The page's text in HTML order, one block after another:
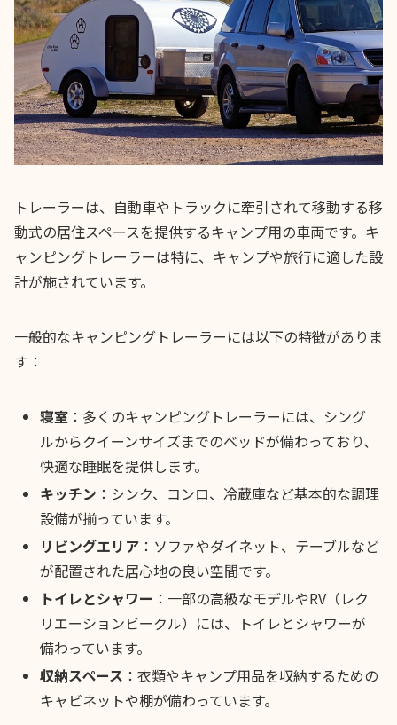
トレーラーは、自動車やトラックに牽引されて移動する移
動式の居住スペースを提供するキャンプ用の車両です。キ
ャンピングトレーラーは特に、キャンプや旅行に適した設
計が施されています。
一般的なキャンピングトレーラーには以下の特徴がありま
す：
寝室 ：多くのキャンピングトレーラーには、シング
ルからクイーンサイズまでのベッドが備わっており、
快適な睡眠を提供します。
キッチン ：シンク、コンロ、冷蔵庫など基本的な調理
設備が揃っています。
リビングエリア ：ソファやダイネット、テーブルなど
が配置された居心地の良い空間です。
トイレとシャワー ：一部の高級なモデルやRV（レク
リエーションビークル）には、トイレとシャワーが
備わっています。
収納スペース ：衣類やキャンプ用品を収納するための
キャビネットや棚が備わっています。